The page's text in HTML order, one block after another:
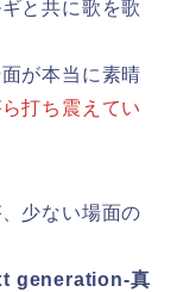
と共に歌を歌
が本当に素晴
打ち震えてい
少ない場面の
generation-真